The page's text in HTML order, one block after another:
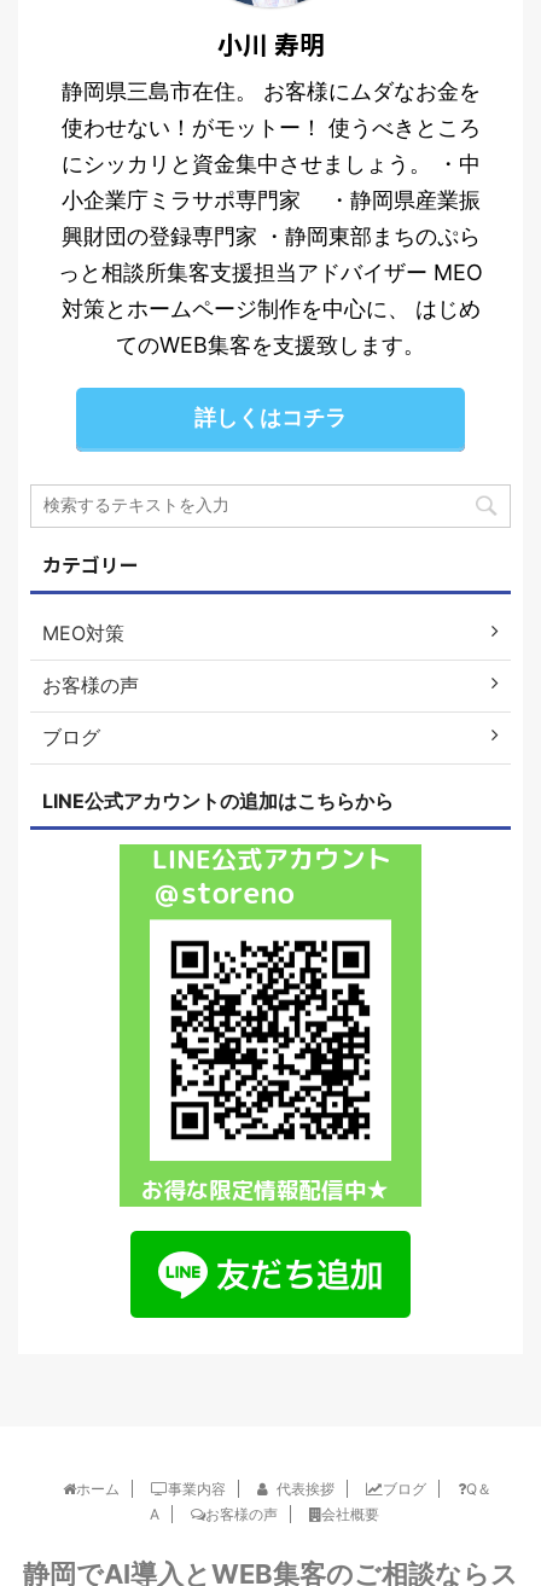
小川 寿明
静岡県三島市在住。 お客様にムダなお金を
使わせない！がモットー！ 使うべきところ
にシッカリと資金集中させましょう。 ・中
小企業庁ミラサポ専門家 ・静岡県産業振
興財団の登録専門家 ・静岡東部まちのぷら
っと相談所集客支援担当アドバイザー MEO
対策とホームページ制作を中心に、 はじめ
てのWEB集客を支援致します。
詳しくはコチラ
カテゴリー
MEO対策
お客様の声
ブログ
LINE公式アカウントの追加はこちらから
ホーム 事業内容 代表挨拶 ブログ
Q＆
A
お客様の声 会社概要
静岡でAI導入とWEB集客のご相談ならス